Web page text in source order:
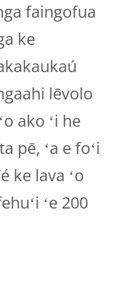
faingofua
ke
lēvolo
ako ʻi he
pē, ʻa e foʻi
ke lava ʻo
ʻe 200